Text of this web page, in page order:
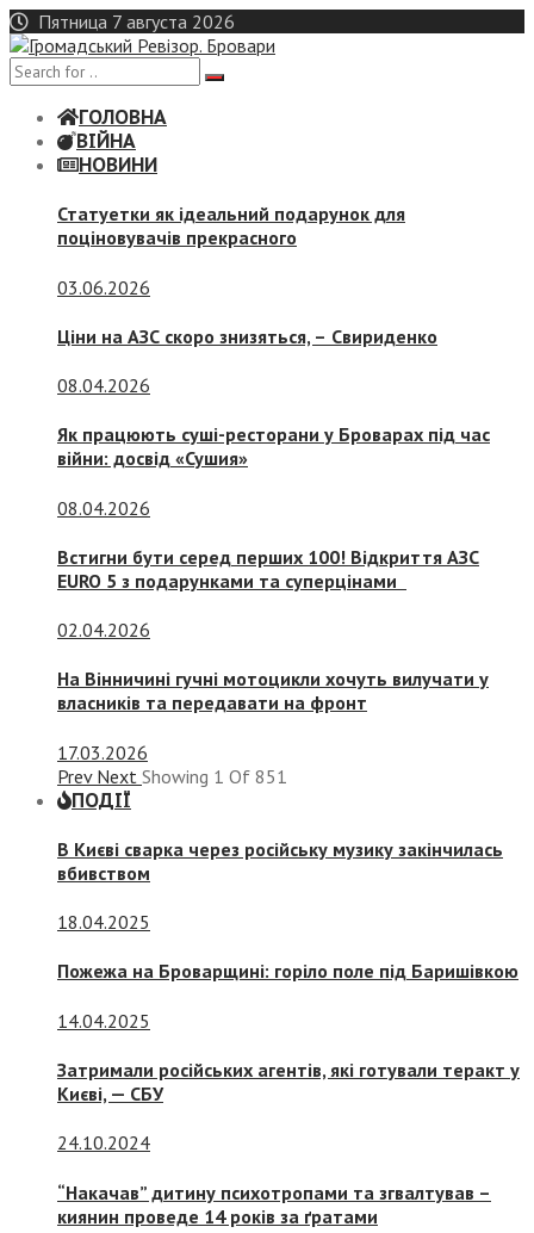
Skip
to
content
Пятница 7 августа 2026
ГОЛОВНА
ВІЙНА
НОВИНИ
Статуетки як ідеальний подарунок для
поціновувачів прекрасного
03.06.2026
Ціни на АЗС скоро знизяться, – Свириденко
08.04.2026
Як працюють суші-ресторани у Броварах під час
війни: досвід «Сушия»
08.04.2026
Встигни бути серед перших 100! Відкриття АЗС
EURO 5 з подарунками та суперцінами
02.04.2026
На Вінничині гучні мотоцикли хочуть вилучати у
власників та передавати на фронт
17.03.2026
Prev Next Showing 1 Of 851
ПОДІЇ
В Києві сварка через російську музику закінчилась
вбивством
18.04.2025
Пожежа на Броварщині: горіло поле під Баришівкою
14.04.2025
Затримали російських агентів, які готували теракт у
Києві, — СБУ
24.10.2024
“Накачав” дитину психотропами та згвалтував –
киянин проведе 14 років за ґратами